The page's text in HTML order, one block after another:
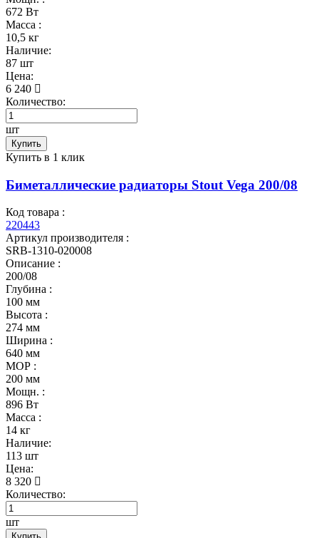
672 Вт
Масса :
10,5 кг
Наличие:
87 шт
Цена:
6 240
Количество:
шт
Купить
Купить в 1 клик
Биметаллические радиаторы Stout Vega 200/08
Код товара :
220443
Артикул производителя :
SRB-1310-020008
Описание :
200/08
Глубина :
100 мм
Высота :
274 мм
Ширина :
640 мм
МОР :
200 мм
Мощн. :
896 Вт
Масса :
14 кг
Наличие:
113 шт
Цена:
8 320
Количество:
шт